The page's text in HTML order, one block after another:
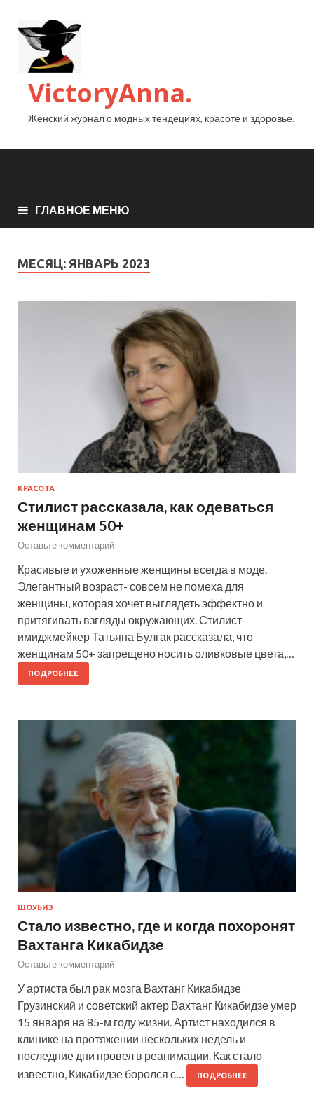
VictoryAnna.
Женский журнал о модных тендециях, красоте и здоровье.
ГЛАВНОЕ МЕНЮ
МЕСЯЦ: ЯНВАРЬ 2023
КРАСОТА
Стилист рассказала, как одеваться
женщинам 50+
Оставьте комментарий
Красивые и ухоженные женщины всегда в моде.
Элегантный возраст- совсем не помеха для
женщины, которая хочет выглядеть эффектно и
притягивать взгляды окружающих. Стилист-
имиджмейкер Татьяна Булгак рассказала, что
женщинам 50+ запрещено носить оливковые цвета,…
ПОДРОБНЕЕ
ШОУБИЗ
Стало известно, где и когда похоронят
Вахтанга Кикабидзе
Оставьте комментарий
У артиста был рак мозга Вахтанг Кикабидзе
Грузинский и советский актер Вахтанг Кикабидзе умер
15 января на 85-м году жизни. Артист находился в
клинике на протяжении нескольких недель и
последние дни провел в реанимации. Как стало
известно, Кикабидзе боролся с…
ПОДРОБНЕЕ